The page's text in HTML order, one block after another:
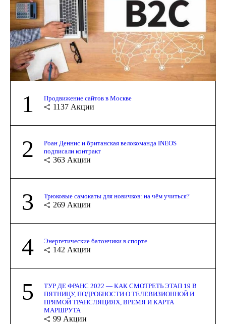
1 Продвижение сайтов в Москве
1137 Акции
2
Роан Деннис и британская велокоманда INEOS
подписали контракт
363 Акции
3 Трюковые самокаты для новичков: на чём учиться?
269 Акции
4 Энергетические батончики в спорте
142 Акции
5
ТУР ДЕ ФРАНС 2022 — КАК СМОТРЕТЬ ЭТАП 19 В
ПЯТНИЦУ, ПОДРОБНОСТИ О ТЕЛЕВИЗИОННОЙ И
ПРЯМОЙ ТРАНСЛЯЦИЯХ, ВРЕМЯ И КАРТА
МАРШРУТА
99 Акции